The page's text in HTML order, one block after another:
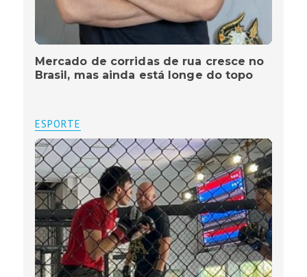
Mercado de corridas de rua cresce no
Brasil, mas ainda está longe do topo
ESPORTE